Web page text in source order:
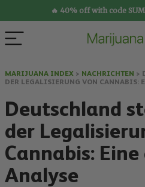
🔥 40% off with code
MARIJUANA INDEX > NACHRICHTEN >
DER LEGALISIERUNG VON CANNABIS:
Deutschland
der
Cannabis:
Analyse